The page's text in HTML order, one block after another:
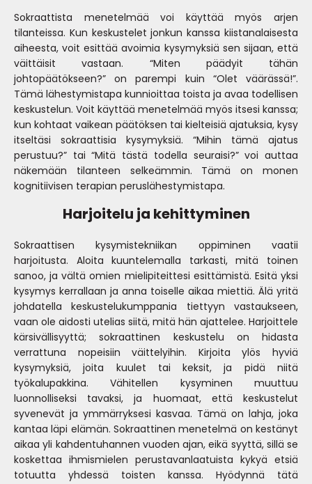
Sokraattista menetelmää voi käyttää myös arjen
tilanteissa. Kun keskustelet jonkun kanssa kiistanalaisesta
aiheesta, voit esittää avoimia kysymyksiä sen sijaan, että
väittäisit vastaan. “Miten päädyit tähän
johtopäätökseen?” on parempi kuin “Olet väärässä!”.
Tämä lähestymistapa kunnioittaa toista ja avaa todellisen
keskustelun. Voit käyttää menetelmää myös itsesi kanssa;
kun kohtaat vaikean päätöksen tai kielteisiä ajatuksia, kysy
itseltäsi sokraattisia kysymyksiä. “Mihin tämä ajatus
perustuu?” tai “Mitä tästä todella seuraisi?” voi auttaa
näkemään tilanteen selkeämmin. Tämä on monen
kognitiivisen terapian peruslähestymistapa.
Harjoitelu ja kehittyminen
Sokraattisen kysymistekniikan oppiminen vaatii
harjoitusta. Aloita kuuntelemalla tarkasti, mitä toinen
sanoo, ja vältä omien mielipiteittesi esittämistä. Esitä yksi
kysymys kerrallaan ja anna toiselle aikaa miettiä. Älä yritä
johdatella keskustelukumppania tiettyyn vastaukseen,
vaan ole aidosti utelias siitä, mitä hän ajattelee. Harjoittele
kärsivällisyyttä; sokraattinen keskustelu on hidasta
verrattuna nopeisiin väittelyihin. Kirjoita ylös hyviä
kysymyksiä, joita kuulet tai keksit, ja pidä niitä
työkalupakkina. Vähitellen kysyminen muuttuu
luonnolliseksi tavaksi, ja huomaat, että keskustelut
syvenevät ja ymmärryksesi kasvaa. Tämä on lahja, joka
kantaa läpi elämän. Sokraattinen menetelmä on kestänyt
aikaa yli kahdentuhannen vuoden ajan, eikä syyttä, sillä se
koskettaa ihmismielen perustavanlaatuista kykyä etsiä
totuutta yhdessä toisten kanssa. Hyödynnä tätä